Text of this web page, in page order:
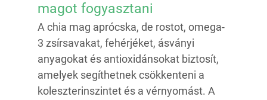
magot fogyasztani
A chia mag aprócska, de rostot, omega-
3 zsírsavakat, fehérjéket, ásványi
anyagokat és antioxidánsokat biztosít,
amelyek segíthetnek csökkenteni a
koleszterinszintet és a vérnyomást. A